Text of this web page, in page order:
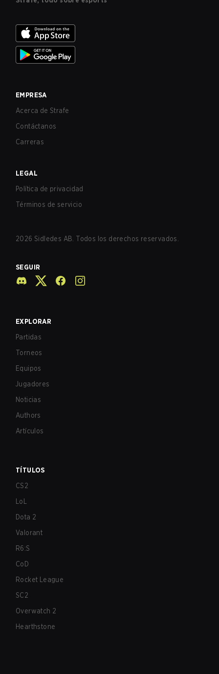
EMPRESA
Acerca de Strafe
Contáctanos
Carreras
LEGAL
Política de privacidad
Términos de servicio
2026 Sidledes AB. Todos los derechos reservados.
SEGUIR
EXPLORAR
Partidas
Torneos
Equipos
Jugadores
Noticias
Authors
Artículos
TÍTULOS
CS2
LoL
Dota 2
Valorant
R6:S
CoD
Rocket League
SC2
Overwatch 2
Hearthstone